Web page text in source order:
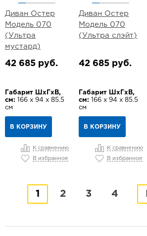
Диван Остер
Модель 070
(Ультра
мустард)
42 685 руб.
Габарит ШхГхВ,
см: 166 х 94 х 85.5
см
В КОРЗИНУ
К сравнению
В избранное
Диван Остер
Модель 070
(Ультра слэйт)
42 685 руб.
Габарит ШхГхВ,
см:
166 х 94 х 85.5
см
В КОРЗИНУ
К сравнению
В избранное
1 2 3 4